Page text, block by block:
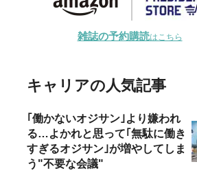
雑誌の予約購読はこちら
キャリアの人気記事
｢働かないオジサン｣より嫌われ
る…よかれと思って｢無駄に働き
すぎるオジサン｣が増やしてしま
う"不要な会議"